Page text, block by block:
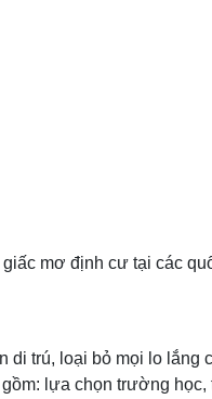
mơ định cư tại các
di trú, loại bỏ mọi lo lắng
lựa chọn trường học,